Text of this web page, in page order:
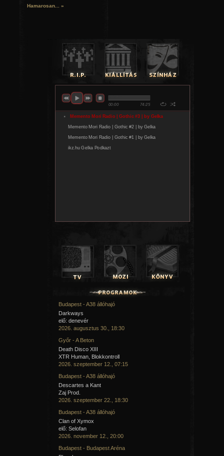
Hamarosan... »
Budapest - A38 állóhajó
Darkways
elő: denevér
2026. augusztus 30., 18:30
Győr - A Beton
Death Disco XIII
XTR Human, Blokkontroll
2026. szeptember 12., 07:15
Budapest - A38 állóhajó
Descartes a Kant
Zaj Prod.
2026. szeptember 22., 18:30
Budapest - A38 állóhajó
Clan of Xymox
elő: Selofan
2026. november 12., 20:00
Budapest - Budapest Aréna